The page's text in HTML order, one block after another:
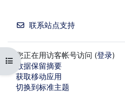
打开课程索引
联系站点支持
您正在用访客帐号访问 (登录)
‎数据保留摘要‎
获取移动应用
切换到标准主题